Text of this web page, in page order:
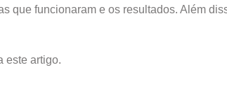
que funcionaram e os resultados. Além
este artigo.